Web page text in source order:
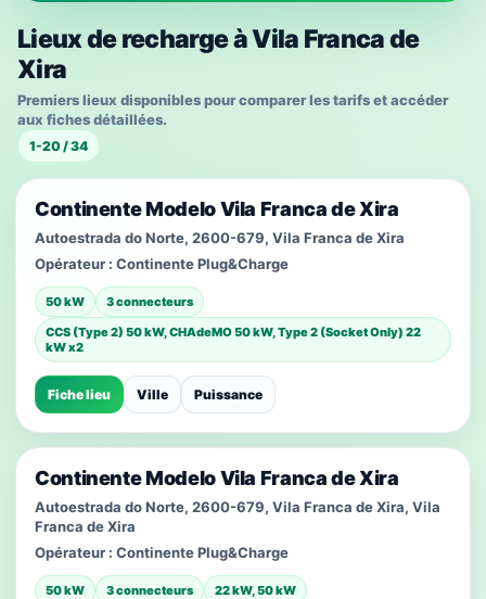
Lieux de recharge à Vila Franca de
Xira
Premiers lieux disponibles pour comparer les tarifs et accéder
aux fiches détaillées.
1-20 / 34
Continente Modelo Vila Franca de Xira
Autoestrada do Norte, 2600-679, Vila Franca de Xira
Opérateur : Continente Plug&Charge
50 kW
3 connecteurs
CCS (Type 2) 50 kW, CHAdeMO 50 kW, Type 2 (Socket Only) 22
kW x2
Fiche lieu Ville Puissance
Continente Modelo Vila Franca de Xira
Autoestrada do Norte, 2600-679, Vila Franca de Xira, Vila
Franca de Xira
Opérateur : Continente Plug&Charge
50 kW 3 connecteurs 22 kW, 50 kW